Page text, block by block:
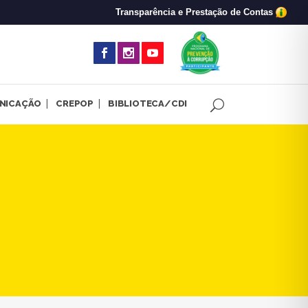
Transparência e Prestação de Contas
CREPOP BIBLIOTECA/CDI